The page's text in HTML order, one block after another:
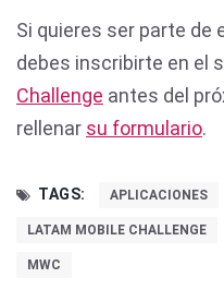
Si quieres ser parte de
debes inscribirte en el
Challenge antes del
rellenar su formulario.
TAGS: APLICACIONES
LATAM MOBILE CHALLENGE
MWC